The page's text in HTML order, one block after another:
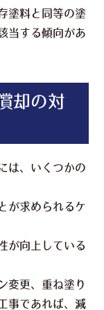
塗料と同等の塗
当する傾向があ
却の対
は、いくつかの
が求められるケ
が向上している
変更、重ね塗り
事であれば、減